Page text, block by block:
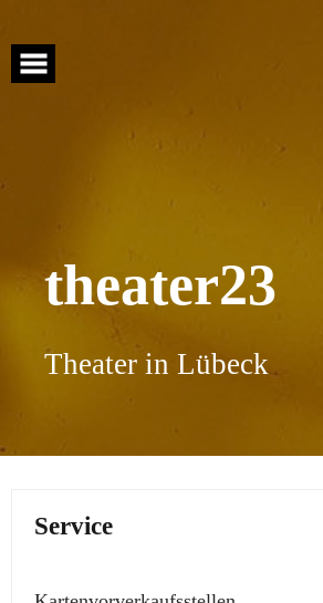
content
theater23
Theater in Lübeck
Service